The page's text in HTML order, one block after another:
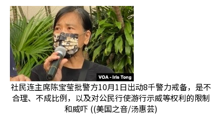
社民连主席陈宝莹批警方10月1日出动8千警力戒备，是不
合理、不成比例，以及对公民行使游行示威等权利的限制
和威吓 ((美国之音/汤惠芸)